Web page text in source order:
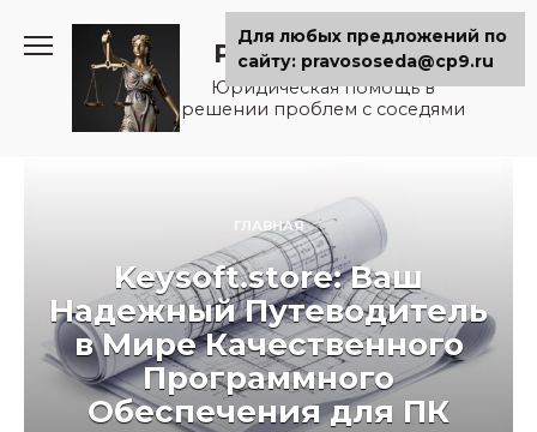
содержанию
Pravososeda.ru
Юридическая помощь в
решении проблем с соседями
ГЛАВНАЯ
Keysoft.store: Ваш
Надежный Путеводитель
в Мире Качественного
Программного
Обеспечения для ПК
Для любых предложений по
сайту: pravososeda@cp9.ru